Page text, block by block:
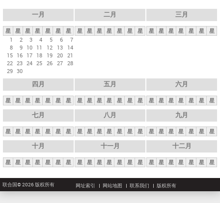
一月
星 星 星 星 星 星
星
1
2 3 4 5 6
7
8
9 10 11 12 13
14
15 16 17 18 19 20 21
22 23 24 25 26 27 28
29 30
二月
星 星 星 星 星 星 星
三月
星 星 星 星 星 星 星
四月
星 星 星 星 星 星 星
五月
星 星 星 星 星 星 星
六月
星 星 星 星 星 星 星
七月
星 星 星 星 星 星 星
八月
星 星 星 星 星 星 星
九月
星 星 星 星 星 星 星
十月
星 星 星 星 星 星 星
十一月
星 星 星 星 星 星 星
十二月
星 星 星 星 星 星 星
联合国© 2026 版权所有 网址索引 网站地图 联系我们 版权所有